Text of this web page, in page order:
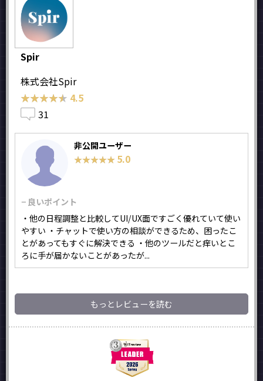
Spir
株式会社Spir
★★★★★
★★★★★ 4.5
31
非公開ユーザー
★★★★★
★★★★★ 5.0
− 良いポイント
・他の日程調整と比較してUI/UX面ですごく優れていて使い
やすい ・チャットで使い方の相談ができるため、困ったこ
とがあってもすぐに解決できる ・他のツールだと痒いとこ
ろに手が届かないことがあったが...
もっとレビューを読む